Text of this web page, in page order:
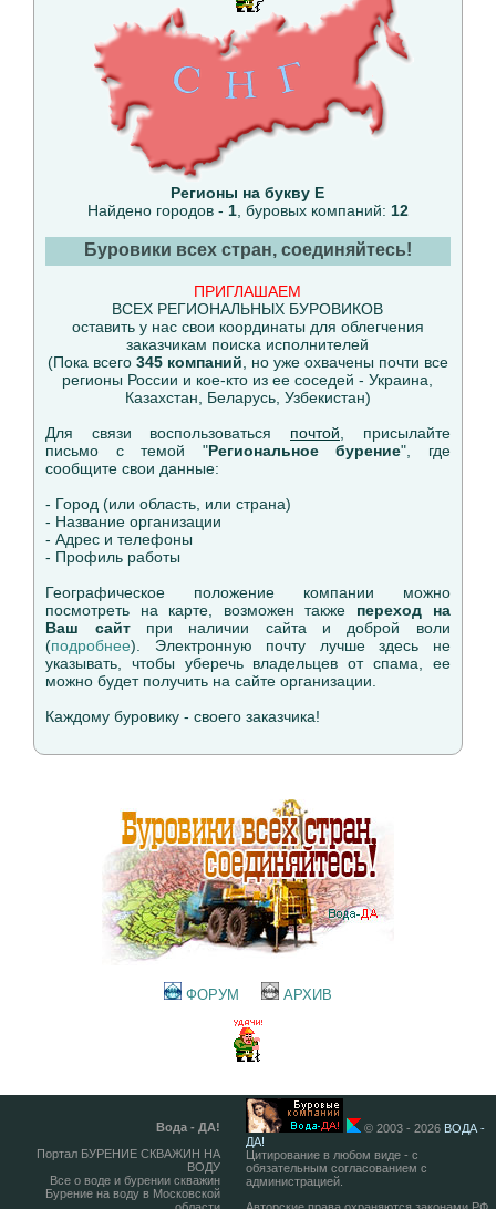
Регионы на букву Е
Найдено городов - 1, буровых компаний: 12
Буровики всех стран, соединяйтесь!
ПРИГЛАШАЕМ
ВСЕХ РЕГИОНАЛЬНЫХ БУРОВИКОВ
оставить у нас свои координаты для облегчения
заказчикам поиска исполнителей
(Пока всего 345 компаний, но уже охвачены почти все
регионы России и кое-кто из ее соседей - Украина,
Казахстан, Беларусь, Узбекистан)
Для связи воспользоваться почтой, присылайте
письмо с темой "Региональное бурение", где
сообщите свои данные:
- Город (или область, или страна)
- Название организации
- Адрес и телефоны
- Профиль работы
Географическое положение компании можно
посмотреть на карте, возможен также переход на
Ваш сайтпри наличии сайта и доброй воли
(подробнее). Электронную почту лучше здесь не
указывать, чтобы уберечь владельцев от спама, ее
можно будет получить на сайте организации.
Каждому буровику - своего заказчика!
ФОРУМ АРХИВ
Вода - ДА!
Портал БУРЕНИЕ СКВАЖИН НА
ВОДУ
Все о воде и бурении скважин
Бурение на воду в Московской
© 2003 - 2026 ВОДА -
ДА!
Цитирование в любом виде - с
обязательным согласованием с
администрацией.